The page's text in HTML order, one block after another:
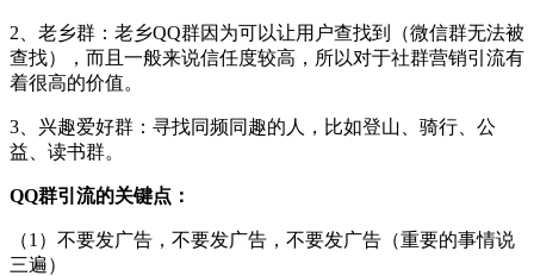
2、老乡群：老乡QQ群因为可以让用户查找到（微信群无法被
查找），而且一般来说信任度较高，所以对于社群营销引流有
着很高的价值。
3、兴趣爱好群：寻找同频同趣的人，比如登山、骑行、公
益、读书群。
QQ群引流的关键点：
（1）不要发广告，不要发广告，不要发广告（重要的事情说
三遍）